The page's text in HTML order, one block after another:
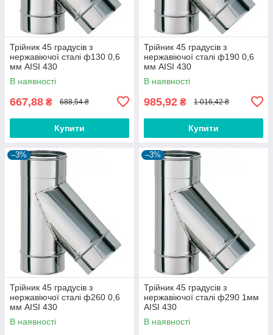
Трійник 45 градусів з
нержавіючої сталі ф130 0,6
мм AISI 430
В наявності
667,88 ₴ 688,54 ₴
Купити
Трійник 45 градусів з
нержавіючої сталі ф190 0,6
мм AISI 430
В наявності
985,92 ₴ 1 016,42 ₴
Купити
–3%
Трійник 45 градусів з
нержавіючої сталі ф260 0,6
мм AISI 430
В наявності
–3%
Трійник 45 градусів з
нержавіючої сталі ф290 1мм
AISI 430
В наявності